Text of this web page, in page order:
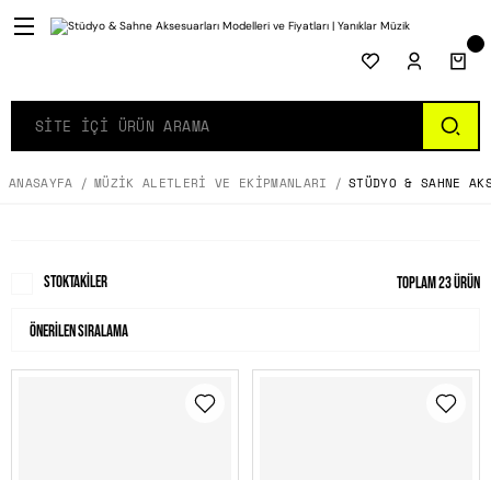
ANASAYFA MÜZIK ALETLERI VE EKIPMANLARI STÜDYO & SAHNE
Stoktakiler Toplam 23 ürün